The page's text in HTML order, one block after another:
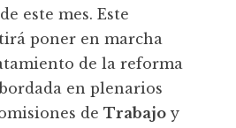
este mes. Este
poner en marcha
de la reforma
en plenarios
deTrabajo y